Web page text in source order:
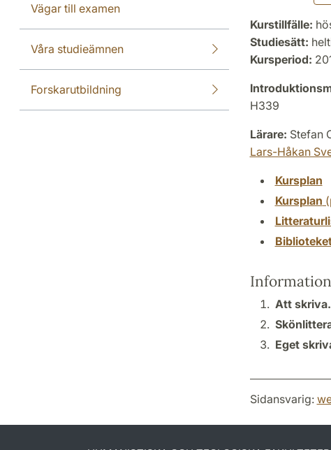
Vägar till examen
Våra studieämnen
Forskarutbildning
Kurstillfälle:
Studiesätt:
Kursperiod:
H339
Lärare: Stefan
Lars-Håkan
Kursplan
Kursplan
Att
Eget
Sidansvarig: